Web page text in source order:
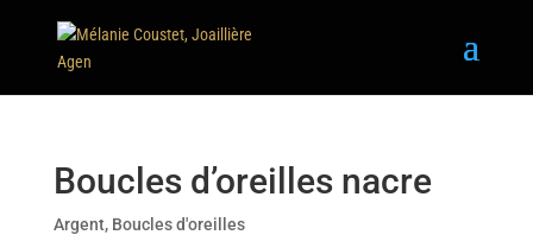
Boucles d’oreilles nacre
Argent, Boucles d'oreilles